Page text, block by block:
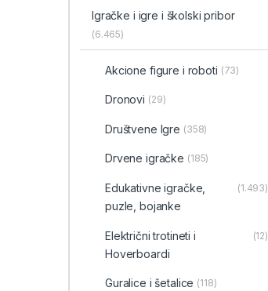
Igračke i igre i školski pribor
(6.465)
Akcione figure i roboti (73)
Dronovi (29)
Društvene Igre (358)
Drvene igračke (185)
Edukativne igračke,
puzle, bojanke
(1.493)
Električni trotineti i
Hoverboardi
(12)
Guralice i šetalice (118)